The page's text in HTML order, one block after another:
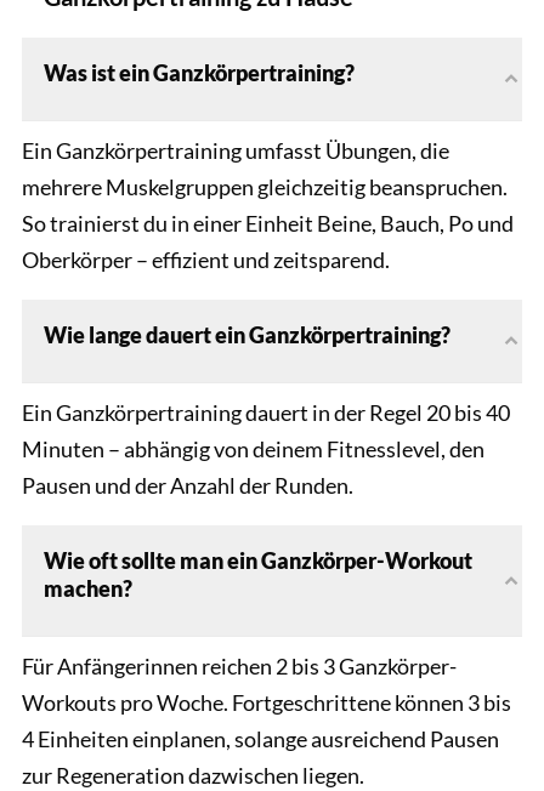
Was ist ein Ganzkörpertraining?
Ein Ganzkörpertraining umfasst Übungen, die
mehrere Muskelgruppen gleichzeitig beanspruchen.
So trainierst du in einer Einheit Beine, Bauch, Po und
Oberkörper – effizient und zeitsparend.
Wie lange dauert ein Ganzkörpertraining?
Ein Ganzkörpertraining dauert in der Regel 20 bis 40
Minuten – abhängig von deinem Fitnesslevel, den
Pausen und der Anzahl der Runden.
Wie oft sollte man ein Ganzkörper-Workout
machen?
Für Anfängerinnen reichen 2 bis 3 Ganzkörper-
Workouts pro Woche. Fortgeschrittene können 3 bis
4 Einheiten einplanen, solange ausreichend Pausen
zur Regeneration dazwischen liegen.